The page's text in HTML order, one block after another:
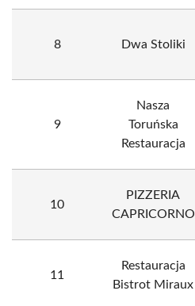
8 Dwa Stoliki
9
Nasza
Toruńska
Restauracja
10
PIZZERIA
CAPRICORNO
11
Restauracja
Bistrot Miraux